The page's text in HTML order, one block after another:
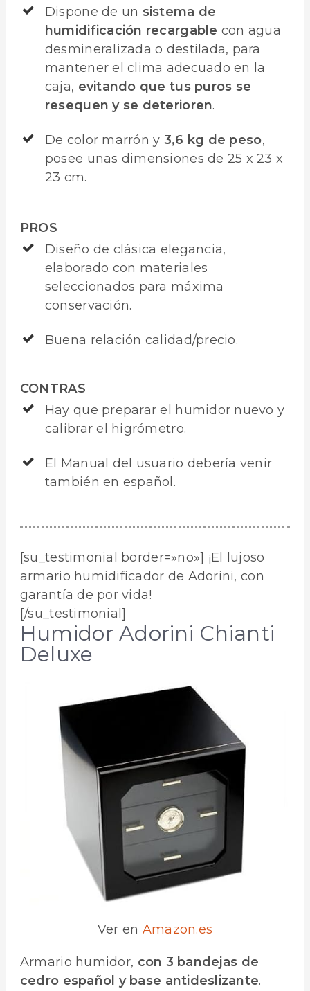
Dispone de un sistema de
humidificación recargable con agua
desmineralizada o destilada, para
mantener el clima adecuado en la
caja, evitando que tus puros se
resequen y se deterioren.
De color marrón y 3,6 kg de peso,
posee unas dimensiones de 25 x 23 x
23 cm.
PROS
Diseño de clásica elegancia,
elaborado con materiales
seleccionados para máxima
conservación.
Buena relación calidad/precio.
CONTRAS
Hay que preparar el humidor nuevo y
calibrar el higrómetro.
El Manual del usuario debería venir
también en español.
[su_testimonial border=»no»] ¡El lujoso
armario humidificador de Adorini, con
garantía de por vida!
[/su_testimonial]
Humidor Adorini Chianti
Deluxe
Ver en Amazon.es
Armario humidor, con 3 bandejas de
cedro español y base antideslizante.